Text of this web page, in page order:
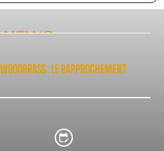
NEWS
: LE RAPPROCHEMENT